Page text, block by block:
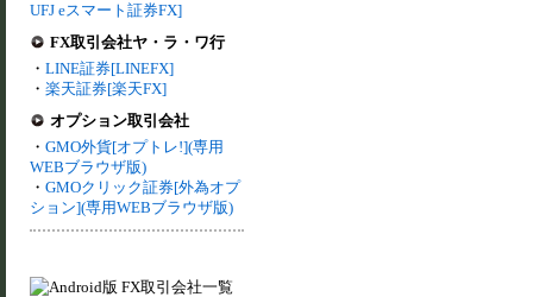
UFJ eスマート証券FX]
FX取引会社ヤ・ラ・ワ行
・ LINE証券[LINEFX]
・ 楽天証券[楽天FX]
オプション取引会社
・ GMO外貨[オプトレ!](専用
WEBブラウザ版)
・ GMOクリック証券[外為オプ
ション](専用WEBブラウザ版)